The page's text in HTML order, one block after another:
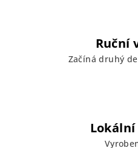
Ruční
Začíná druhý